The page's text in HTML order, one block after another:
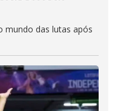
mundo das lutas após